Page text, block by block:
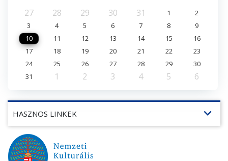
27
28 29 30 31 1
2
3
4 5 6 7 8
9
10
11 12 13 14 15
16
17
18 19 20 21 22
23
24
25 26 27 28 29
30
31
1 2 3 4 5 6
HASZNOS LINKEK expand_more